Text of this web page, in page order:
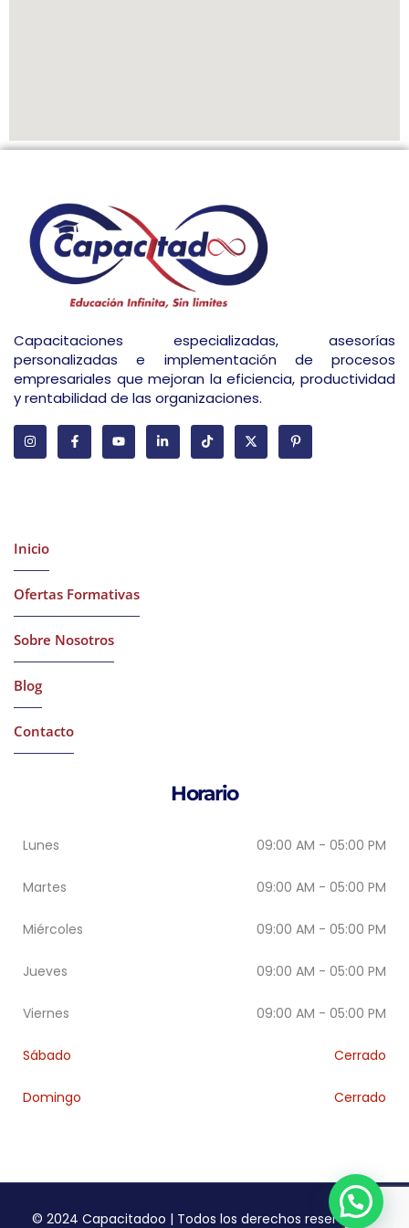
Capacitaciones especializadas, asesorías
personalizadas e implementación de procesos
empresariales que mejoran la eficiencia, productividad
y rentabilidad de las organizaciones.
Inicio
Ofertas Formativas
Sobre Nosotros
Blog
Contacto
Horario
Lunes 09:00 AM - 05:00 PM
Martes 09:00 AM - 05:00 PM
Miércoles 09:00 AM - 05:00 PM
Jueves 09:00 AM - 05:00 PM
Viernes 09:00 AM - 05:00 PM
Sábado Cerrado
Domingo Cerrado
© 2024 Capacitadoo | Todos los derechos reservados.